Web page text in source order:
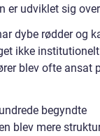
er udviklet sig
dybe rødder og
ikke institutionelt
blev ofte ansat
begyndte
blev mere